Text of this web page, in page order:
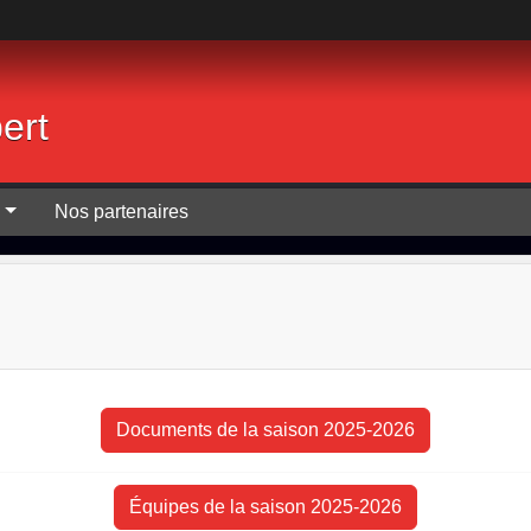
Nos partenaires
Documents de la saison 2025-2026
Équipes de la saison 2025-2026